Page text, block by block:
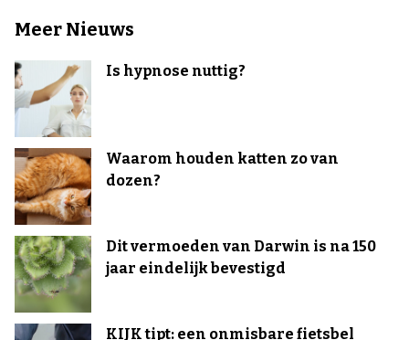
Meer Nieuws
Is hypnose nuttig?
Waarom houden katten zo van
dozen?
Dit vermoeden van Darwin is na 150
jaar eindelijk bevestigd
KIJK tipt: een onmisbare fietsbel